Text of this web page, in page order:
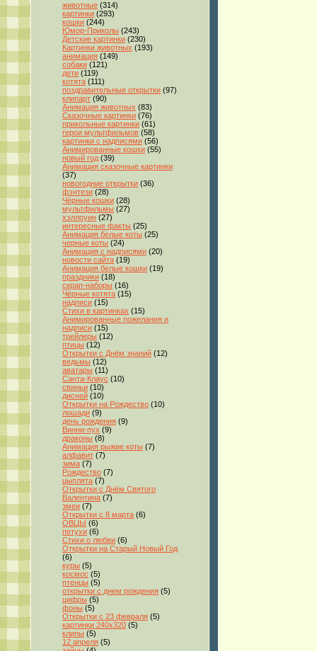
животные (314)
картинки (293)
кошки (244)
Юмор-Приколы (243)
Детские картинки (230)
Картинки животных (193)
анимация (149)
собаки (121)
дети (119)
котята (111)
поздравительные открытки (97)
клипарт (90)
Анимация животных (83)
Сказочные картинки (76)
прикольные картинки (61)
герои мультфильмов (58)
картинки с надписями (56)
Анимированные кошки (55)
новый год (39)
Анимация сказочные картинки
(37)
новогодние открытки (36)
фэнтези (28)
Чёрные кошки (28)
мультфильмы (27)
хэллоуин (27)
интересные факты (25)
Анимация белые коты (25)
черные коты (24)
Анимация с надписями (20)
новости сайта (19)
Анимация белые кошки (19)
праздники (18)
скрап-наборы (16)
Чёрные котята (15)
надписи (15)
Стихи в картинках (15)
Анимированные пожелания и
надписи (15)
трейлеры (12)
птицы (12)
Открытки с Днём знаний (12)
ведьмы (12)
аватары (11)
Санта-Клаус (10)
свиньи (10)
дисней (10)
Открытки на Рождество (10)
лошади (9)
день рождения (9)
Винни-пух (9)
драконы (8)
Анимация рыжие коты (7)
алфавит (7)
зима (7)
Рождество (7)
цыплята (7)
Открытки с Днём Святого
Валентина (7)
змеи (7)
Открытки с 8 марта (6)
ОВЦЫ (6)
петухи (6)
Стихи о любви (6)
Открытки на Старый Новый Год
(6)
куры (5)
космос (5)
птенцы (5)
открытки с днем рождения (5)
цифры (5)
фоны (5)
Открытки с 23 февраля (5)
картинки 240x320 (5)
клипы (5)
12 апреля (5)